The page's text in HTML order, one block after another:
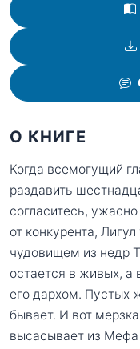
О КНИГЕ
Когда всемогущий
раздавить
согласитесь,
от конкурента,
чудовищем из недр
остается в живых, а
его дархом. Пустых
бывает. И вот
высасывает из